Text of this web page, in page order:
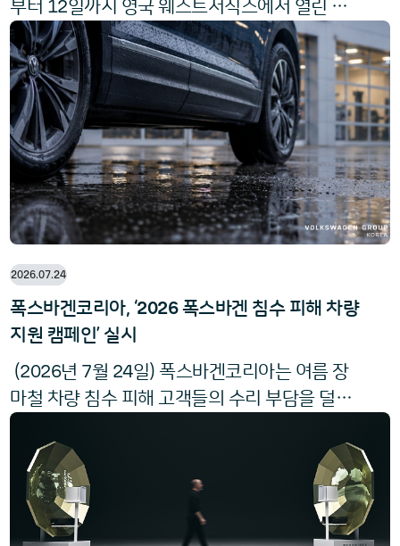
부터 12일까지 영국 웨스트서식스에서 열린 세
계적인 자동차 축제 '굿우드 페스티벌 오브 스피
드(Goodwood Festival of Speed)'에 참가해
최신 모델 전시와 힐클라임 주행은 물론, 장인정
신과 비스포크, 퍼포먼스, 예술을 아우르는 다양
한 콘텐츠를
2026.07.24
폭스바겐코리아, ‘2026폭스바겐 침수 피해 차량
지원 캠페인’ 실시
(2026년 7월 24일) 폭스바겐코리아는 여름 장
마철 차량 침수 피해 고객들의 수리 부담을 덜어
인’을 실시한다. 이번 캠페인은 장마철 집중호
우로 인해 침수 피해를 입은 폭스바겐 고객 중
자차보험에 가입하지 않아 수리비를 직접 부담
해야 하는 고객을 대